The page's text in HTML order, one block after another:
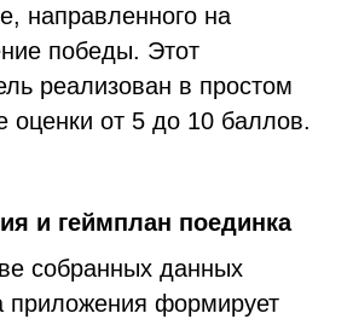
направленного на
победы. Этот
реализован в простом
оценки от 5 до 10 баллов.
и геймплан поединка
собранных данных
приложения формирует